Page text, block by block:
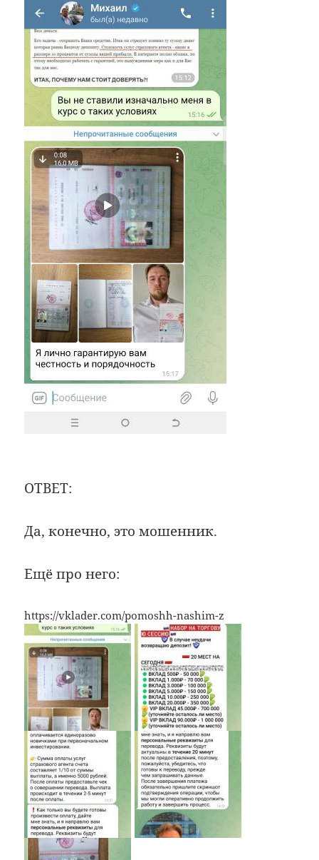
ОТВЕТ:
Да, конечно, это мошенник.
Ещё про него:
https://vklader.com/pomoshh-nashim-z